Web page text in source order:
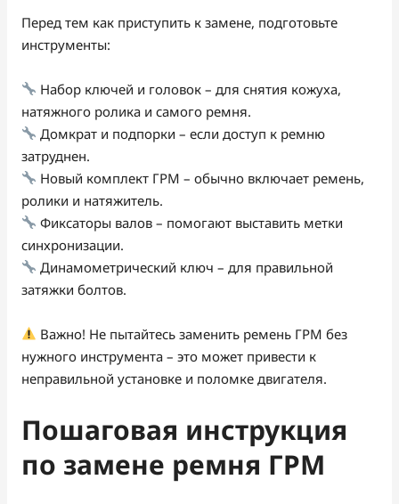
Перед тем как приступить к замене, подготовьте
инструменты:
Набор ключей и головок – для снятия кожуха,
натяжного ролика и самого ремня.
Домкрат и подпорки – если доступ к ремню
затруднен.
Новый комплект ГРМ – обычно включает ремень,
ролики и натяжитель.
Фиксаторы валов – помогают выставить метки
синхронизации.
Динамометрический ключ – для правильной
затяжки болтов.
Важно! Не пытайтесь заменить ремень ГРМ без
нужного инструмента – это может привести к
неправильной установке и поломке двигателя.
Пошаговая инструкция
по замене ремня ГРМ